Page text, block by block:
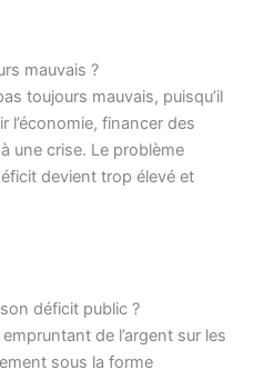
mauvais ?
toujours mauvais, puisqu’il
l’économie, financer des
une crise. Le problème
devient trop élevé et
déficit public ?
de l’argent sur les
sous la forme